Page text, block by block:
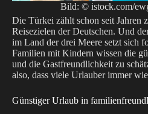
Bild: © istock.com/
Die Türkei zählt schon seit Jahren
Reisezielen der Deutschen. Und
im Land der drei Meere setzt sich
Familien mit Kindern wissen die
und die Gastfreundlichkeit zu
also, dass viele Urlauber immer
Günstiger Urlaub in